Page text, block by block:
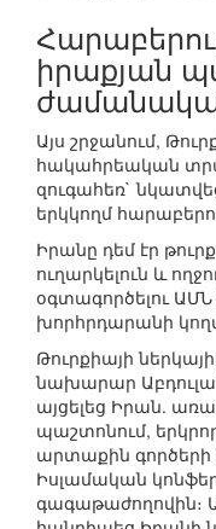
իրաքյան
Այս շրջանում,
հակահրեական
զուգահեռ`
երկկողմ
Իրանը դեմ էր
ուղարկելուն և
օգտագործելու
խորհրդարանի
Թուրքիայի
նախարար
այցելեց Իրան.
պաշտոնում,
արտաքին
Իսլամական
գագաթաժողովին։